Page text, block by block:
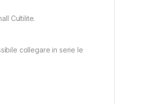
Cultilite.
collegare in serie le